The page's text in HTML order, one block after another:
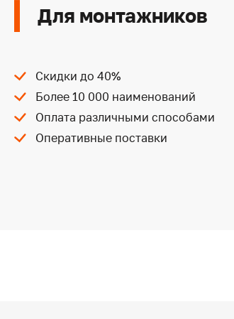
Для монтажников
Скидки до 40%
Более 10 000 наименований
Оплата различными способами
Оперативные поставки